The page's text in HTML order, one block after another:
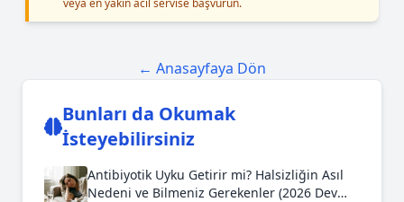
← Anasayfaya Dön
Bunları da Okumak
İsteyebilirsiniz
Antibiyotik Uyku Getirir mi? Halsizliğin Asıl
Nedeni ve Bilmeniz Gerekenler (2026 Dev